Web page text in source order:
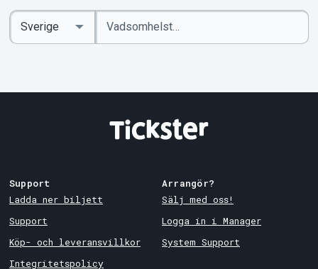
Ange
sökord
Select
Country
Support
Ladda ner biljett
Support
Köp- och leveransvillkor
Integritetspolicy
Arrangör?
Sälj med oss!
Logga in i Manager
System Support